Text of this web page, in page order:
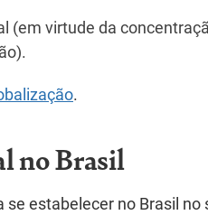
(em virtude da
.
no Brasil
estabelecer no Brasil